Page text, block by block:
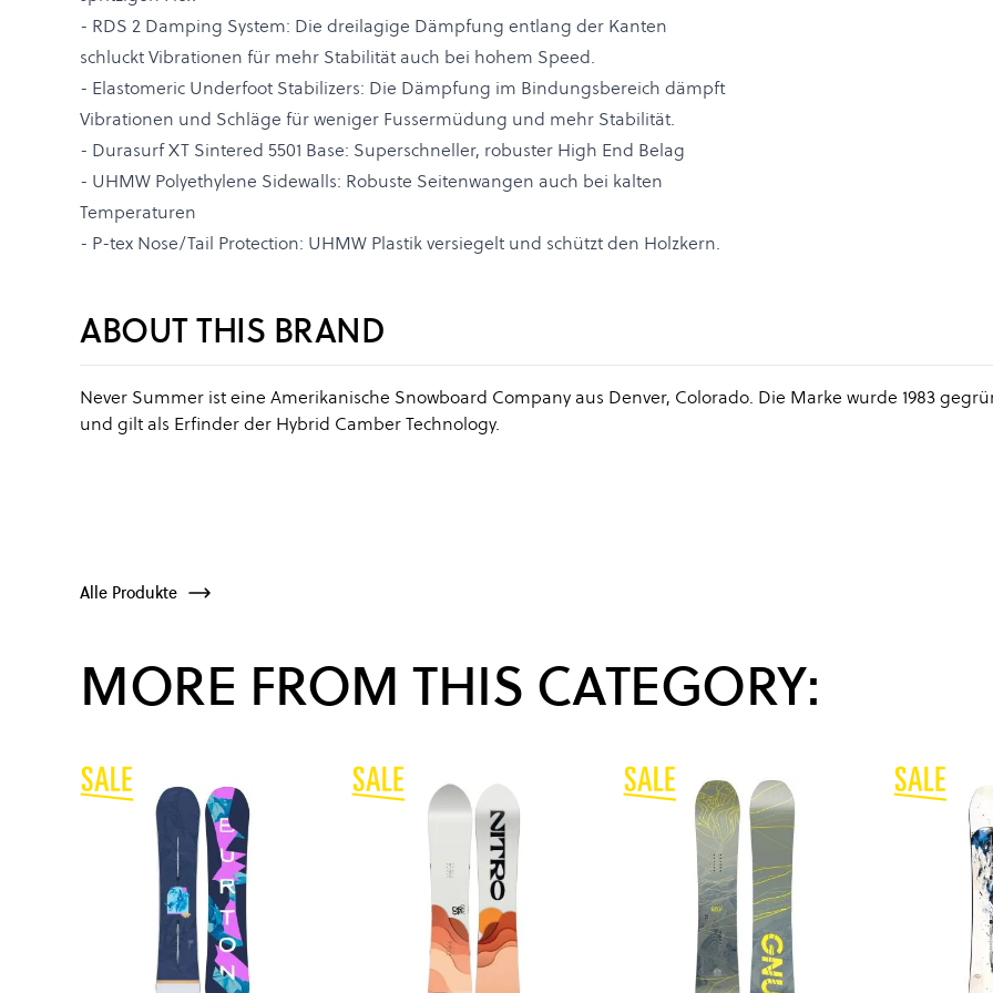
- RDS 2 Damping System: Die dreilagige Dämpfung entlang der Kanten
schluckt Vibrationen für mehr Stabilität auch bei hohem Speed.
- Elastomeric Underfoot Stabilizers: Die Dämpfung im Bindungsbereich dämpft
Vibrationen und Schläge für weniger Fussermüdung und mehr Stabilität.
- Durasurf XT Sintered 5501 Base: Superschneller, robuster High End Belag
- UHMW Polyethylene Sidewalls: Robuste Seitenwangen auch bei kalten
Temperaturen
- P-tex Nose/Tail Protection: UHMW Plastik versiegelt und schützt den Holzkern.
ABOUT THIS BRAND
Never Summer ist eine Amerikanische Snowboard Company aus Denver, Colorado. Die Marke wurde 1983
und gilt als Erfinder der Hybrid Camber Technology.
Alle Produkte
MORE FROM THIS CATEGORY: